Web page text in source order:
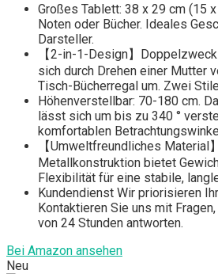
Großes Tablett: 38 x 29 cm (15
Noten oder Bücher. Ideales
Darsteller.
【2-in-1-Design】
sich durch Drehen einer Mutter
Tisch-Bücherregal um. Zwei
Höhenverstellbar: 70-180 cm.
lässt sich um bis zu 340 °
komfortablen
【Umweltfreundliches Material
Metallkonstruktion bietet
Flexibilität für eine stabile,
Kundendienst Wir priorisieren
Kontaktieren Sie uns mit
von 24 Stunden antworten.
Bei Amazon ansehen
Neu